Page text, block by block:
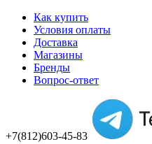
Как купить
Условия оплаты
Доставка
Магазины
Бренды
Вопрос-ответ
+7(812)603-45-83